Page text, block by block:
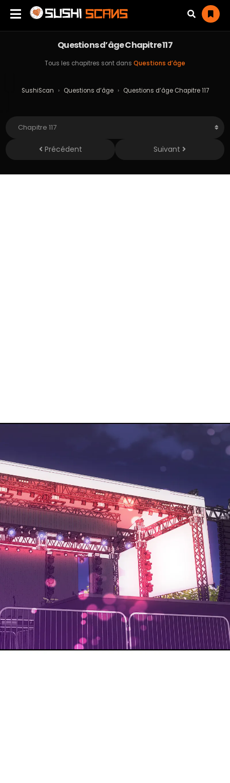
Questions d’âge Chapitre 117
Tous les chapitres sont dans Questions d’âge
SushiScan › Questions d’âge › Questions d’âge Chapitre 117
Précédent Suivant